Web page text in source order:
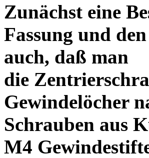
Zunächst eine
Fassung und
auch, daß man
die
Gewindelöcher
Schrauben aus
M4